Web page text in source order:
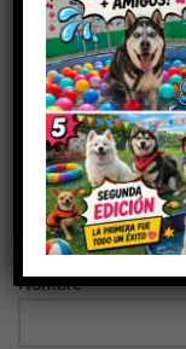
campos
Tu puntuación
Tu valoración*
Nombre*